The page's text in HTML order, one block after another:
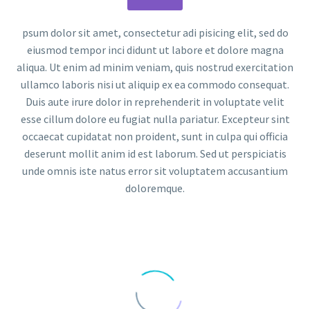
psum dolor sit amet, consectetur adi pisicing elit, sed do
eiusmod tempor inci didunt ut labore et dolore magna
aliqua. Ut enim ad minim veniam, quis nostrud exercitation
ullamco laboris nisi ut aliquip ex ea commodo consequat.
Duis aute irure dolor in reprehenderit in voluptate velit
esse cillum dolore eu fugiat nulla pariatur. Excepteur sint
occaecat cupidatat non proident, sunt in culpa qui officia
deserunt mollit anim id est laborum. Sed ut perspiciatis
unde omnis iste natus error sit voluptatem accusantium
doloremque.